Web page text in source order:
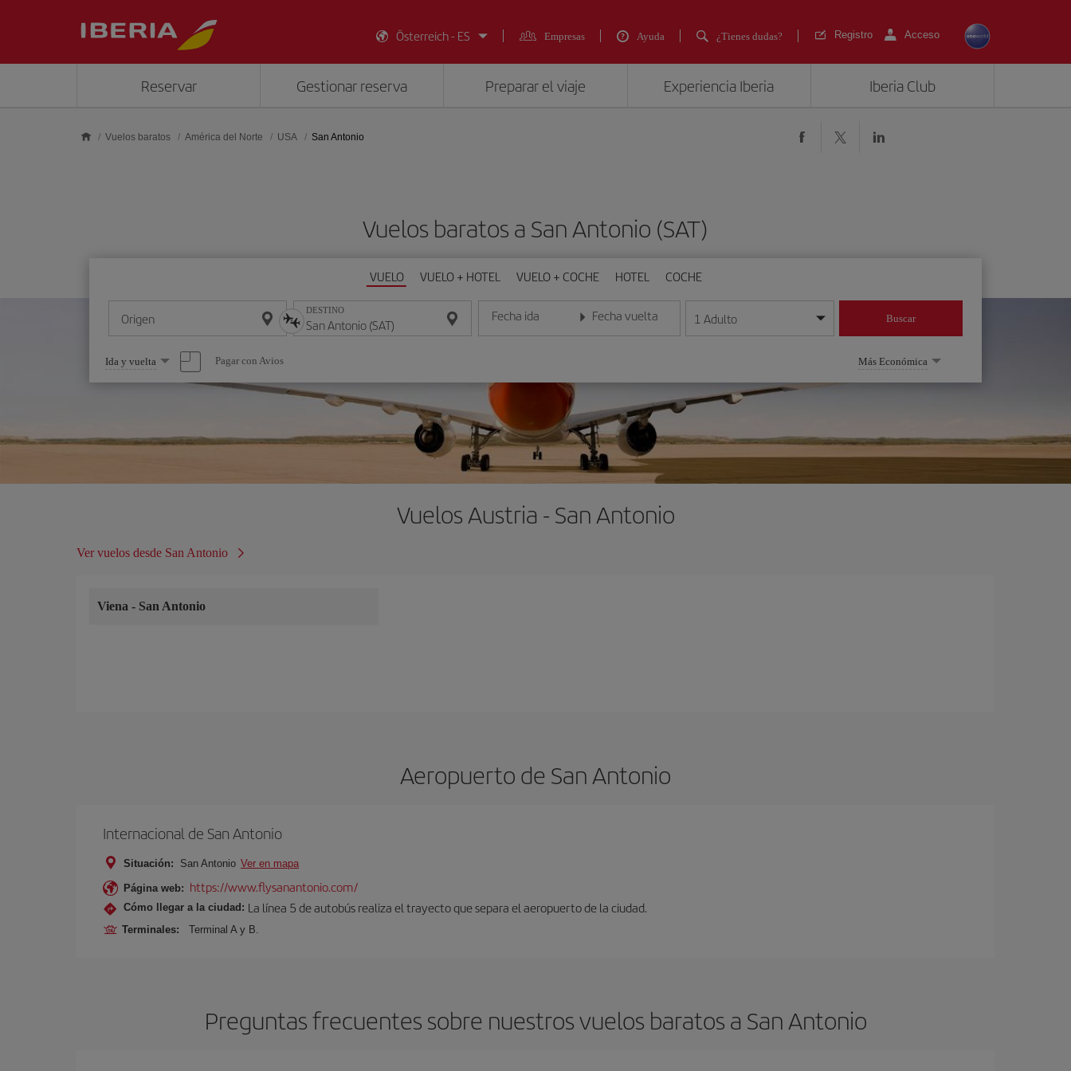
Österreich - ES
Empresas Ayuda ¿Tienes dudas? Registro Acceso
Reservar Gestionar reserva Preparar el viaje Experiencia Iberia Iberia Club
Vuelos baratos América del Norte USA San Antonio
Vuelos baratos a San Antonio (SAT)
VUELO VUELO + HOTEL VUELO + COCHE HOTEL COCHE
Origen DESTINO Fecha ida
Introduce la fecha en formato día/mes/año
Fecha vuelta
Introduce la fecha en formato día/mes/año
1 Adulto Buscar
Seleccione
una
opción
Ida y vuelta Pagar con Avios Más Económica
Vuelos Austria - San Antonio
Ver vuelos desde San Antonio
Viena - San Antonio
Aeropuerto de San Antonio
Internacional de San Antonio
Situación: San Antonio Ver en mapa
Página web: https://www.flysanantonio.com/
Cómo llegar a la ciudad: La línea 5 de autobús realiza el trayecto que separa el aeropuerto de la ciudad.
Terminales: Terminal A y B.
Preguntas frecuentes sobre nuestros vuelos baratos a San Antonio